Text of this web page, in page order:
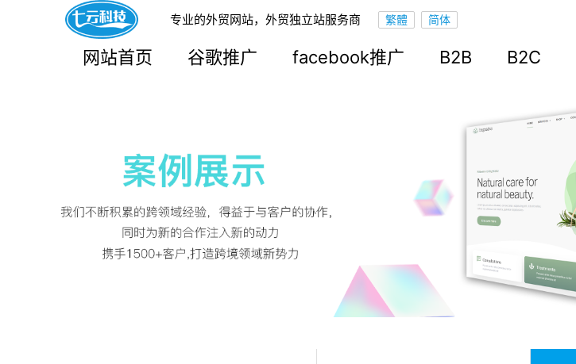
专业的外贸网站，外贸独立站服务商
网站首页 谷歌推广 facebook推广 B2B B2C